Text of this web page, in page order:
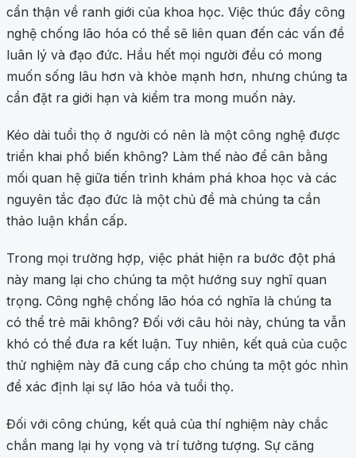
cẩn thận về ranh giới của khoa học. Việc thúc đẩy công
nghệ chống lão hóa có thể sẽ liên quan đến các vấn đề
luân lý và đạo đức. Hầu hết mọi người đều có mong
muốn sống lâu hơn và khỏe mạnh hơn, nhưng chúng ta
cần đặt ra giới hạn và kiểm tra mong muốn này.
Kéo dài tuổi thọ ở người có nên là một công nghệ được
triển khai phổ biến không? Làm thế nào để cân bằng
mối quan hệ giữa tiến trình khám phá khoa học và các
nguyên tắc đạo đức là một chủ đề mà chúng ta cần
thảo luận khẩn cấp.
Trong mọi trường hợp, việc phát hiện ra bước đột phá
này mang lại cho chúng ta một hướng suy nghĩ quan
trọng. Công nghệ chống lão hóa có nghĩa là chúng ta
có thể trẻ mãi không? Đối với câu hỏi này, chúng ta vẫn
khó có thể đưa ra kết luận. Tuy nhiên, kết quả của cuộc
thử nghiệm này đã cung cấp cho chúng ta một góc nhìn
để xác định lại sự lão hóa và tuổi thọ.
Đối với công chúng, kết quả của thí nghiệm này chắc
chắn mang lại hy vọng và trí tưởng tượng. Sự căng